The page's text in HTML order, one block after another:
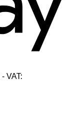
- VAT: